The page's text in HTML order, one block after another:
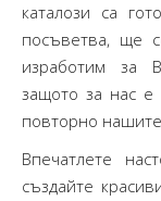
каталози са
посъветва, ще
изработим за
защото за нас
повторно нашите
Впечатлете
създайте